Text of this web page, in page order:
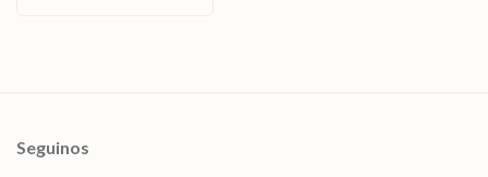
Seguinos